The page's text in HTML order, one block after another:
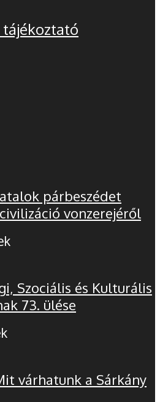
párbeszédet
vonzerejéről
Szociális és Kulturális
73. ülése
várhatunk a Sárkány